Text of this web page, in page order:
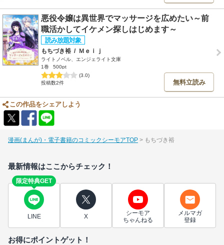
悪役令嬢は異世界でマッサージを広めたい～前
職活かしてイケメン探しはじめます～
もちづき裕 / Ｍｅｉｊ
ライトノベル、エンジェライト文庫
1巻
500pt
(3.0)
投稿数2件
無料立読み
この作品をシェアしよう
漫画(まんが)・電子書籍のコミックシーモアTOP もちづき裕
最新情報はここからチェック！
限定特典GET
LINE X
シーモア
ちゃんねる
メルマガ
登録
お得にポイントゲット！